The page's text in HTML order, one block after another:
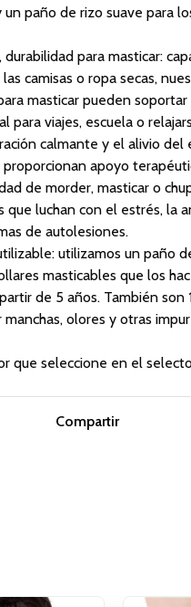
paño de rizo suave para
para masticar:
camisas o ropa secas,
masticar pueden soportar
para viajes, escuela o
calmante y el alivio del
apoyo
de morder, masticar o
luchan con el estrés, la
de autolesiones.
utilizamos un paño
masticables que los
de 5 años. También
olores y otras
que seleccione en el
Compartir